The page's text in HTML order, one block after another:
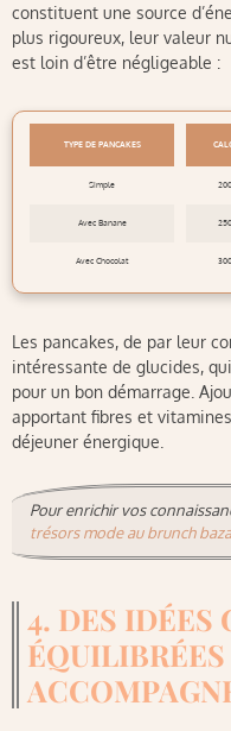
constituent une source
plus rigoureux, leur valeur
est loin d’être négligeable :
TYPE DE PANCAKES
Simple
Avec Banane
Avec Chocolat
Les pancakes, de par leur
intéressante de glucides,
pour un bon démarrage.
apportant fibres et
déjeuner énergique.
Pour enrichir vos
trésors mode au brunch
4. DES IDÉES
ÉQUILIBRÉES